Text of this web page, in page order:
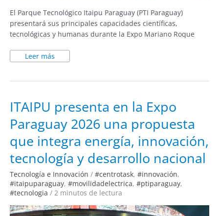
El Parque Tecnológico Itaipu Paraguay (PTI Paraguay)
presentará sus principales capacidades científicas,
tecnológicas y humanas durante la Expo Mariano Roque
Leer más
ITAIPU presenta en la Expo
Paraguay 2026 una propuesta
que integra energía, innovación,
tecnología y desarrollo nacional
Tecnología e Innovación / #centrotask, #innovación,
#itaipuparaguay, #movilidadelectrica, #ptiparaguay,
#tecnologia / 2 minutos de lectura
ITAIPU
presenta
en
la
Expo
Paraguay
2026
una
propuesta
que
integra
energía,
innovación,
tecnología
y
desarrollo